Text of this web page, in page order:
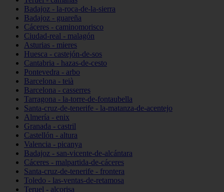
Badajoz - la-roca-de-la-sierra
Badajoz - guareña
Cáceres - caminomorisco
Ciudad-real - malagón
Asturias - mieres
Huesca - castejón-de-sos
Cantabria - hazas-de-cesto
Pontevedra - arbo
Barcelona - teià
Barcelona - casserres
Tarragona - la-torre-de-fontaubella
Santa-cruz-de-tenerife - la-matanza-de-acentejo
Almería - enix
Granada - castril
Castellón - altura
Valencia - picanya
Badajoz - san-vicente-de-alcántara
Cáceres - malpartida-de-cáceres
Santa-cruz-de-tenerife - frontera
Toledo - las-ventas-de-retamosa
Teruel - alcorisa